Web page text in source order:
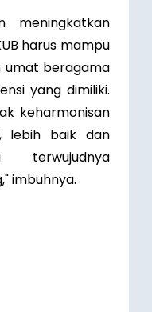
meningkatkan
harus mampu
umat beragama
yang dimiliki.
keharmonisan
lebih baik dan
terwujudnya
imbuhnya.